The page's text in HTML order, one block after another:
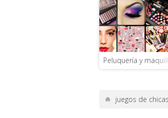
Peluquería y
juegos de chicas